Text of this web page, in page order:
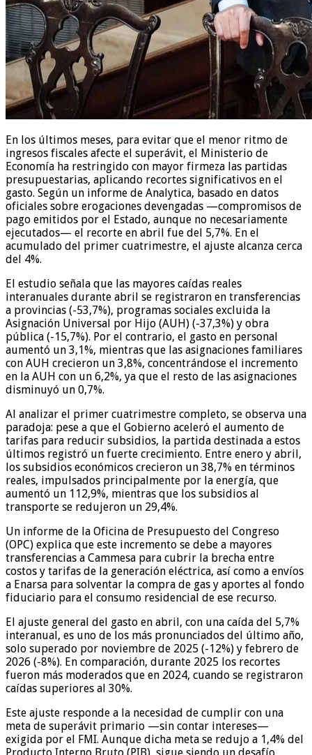
En los últimos meses, para evitar que el menor ritmo de
ingresos fiscales afecte el superávit, el Ministerio de
Economía ha restringido con mayor firmeza las partidas
presupuestarias, aplicando recortes significativos en el
gasto. Según un informe de Analytica, basado en datos
oficiales sobre erogaciones devengadas —compromisos de
pago emitidos por el Estado, aunque no necesariamente
ejecutados— el recorte en abril fue del 5,7%. En el
acumulado del primer cuatrimestre, el ajuste alcanza cerca
del 4%.
El estudio señala que las mayores caídas reales
interanuales durante abril se registraron en transferencias
a provincias (-53,7%), programas sociales excluida la
Asignación Universal por Hijo (AUH) (-37,3%) y obra
pública (-15,7%). Por el contrario, el gasto en personal
aumentó un 3,1%, mientras que las asignaciones familiares
con AUH crecieron un 3,8%, concentrándose el incremento
en la AUH con un 6,2%, ya que el resto de las asignaciones
disminuyó un 0,7%.
Al analizar el primer cuatrimestre completo, se observa una
paradoja: pese a que el Gobierno aceleró el aumento de
tarifas para reducir subsidios, la partida destinada a estos
últimos registró un fuerte crecimiento. Entre enero y abril,
los subsidios económicos crecieron un 38,7% en términos
reales, impulsados principalmente por la energía, que
aumentó un 112,9%, mientras que los subsidios al
transporte se redujeron un 29,4%.
Un informe de la Oficina de Presupuesto del Congreso
(OPC) explica que este incremento se debe a mayores
transferencias a Cammesa para cubrir la brecha entre
costos y tarifas de la generación eléctrica, así como a envíos
a Enarsa para solventar la compra de gas y aportes al fondo
fiduciario para el consumo residencial de ese recurso.
El ajuste general del gasto en abril, con una caída del 5,7%
interanual, es uno de los más pronunciados del último año,
solo superado por noviembre de 2025 (-12%) y febrero de
2026 (-8%). En comparación, durante 2025 los recortes
fueron más moderados que en 2024, cuando se registraron
caídas superiores al 30%.
Este ajuste responde a la necesidad de cumplir con una
meta de superávit primario —sin contar intereses—
exigida por el FMI. Aunque dicha meta se redujo a 1,4% del